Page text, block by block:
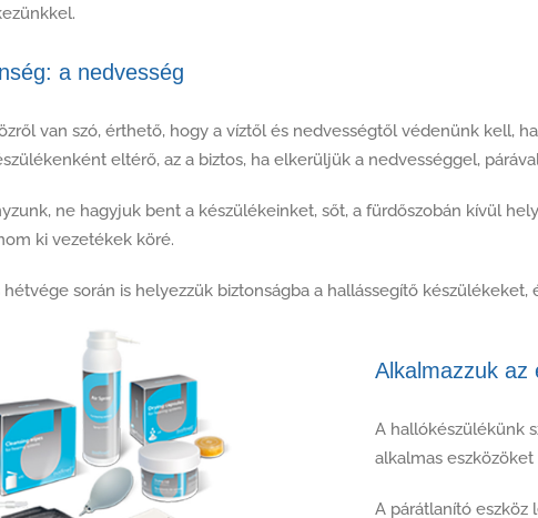
a nedvesség
van szó, érthető, hogy a víztől és nedvességtől védenünk kell,
eltérő, az a biztos, ha elkerüljük a nedvességgel,
ne hagyjuk bent a készülékeinket, sőt, a fürdőszobán kívül
ki vezetékek köré.
során is helyezzük biztonságba a hallássegítő
Alkalmazzuk az
A hallókészülékünk
alkalmas
A párátlanító eszköz